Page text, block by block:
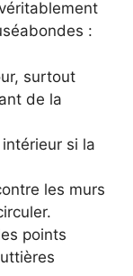
:
surtout
de la
si la
les murs
points